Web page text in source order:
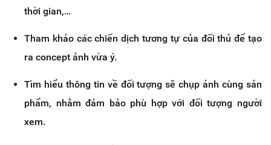
thời gian,…
Tham khảo các chiến dịch tương tự của đối thủ để tạo
ra concept ảnh vừa ý.
Tìm hiểu thông tin về đối tượng sẽ chụp ảnh cùng sản
phẩm, nhằm đảm bảo phù hợp với đối tượng người
xem.